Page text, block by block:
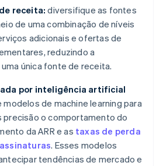
receita: diversifique as fontes
de uma combinação de níveis
adicionais e ofertas de
reduzindo a
única fonte de receita.
por inteligência artificial
de machine learning para
precisão o comportamento do
da ARR e as taxas de perda
. Esses modelos
tendências de mercado e